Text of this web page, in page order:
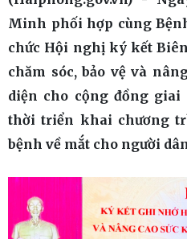
Minh phối hợp cùng
chức Hội nghị ký kết
chăm sóc, bảo vệ và
diện cho cộng đồng giai
thời triển khai chương
bệnh về mắt cho người